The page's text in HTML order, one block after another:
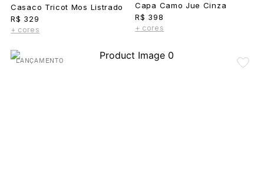
Casaco Tricot Mos Listrado
R$ 329
+ cores
Capa Camo Jue Cinza
R$ 398
+ cores
LANÇAMENTO